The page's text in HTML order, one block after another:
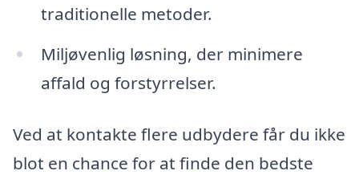
traditionelle metoder.
Miljøvenlig løsning, der minimere
affald og forstyrrelser.
Ved at kontakte flere udbydere får du ikke
blot en chance for at finde den bedste